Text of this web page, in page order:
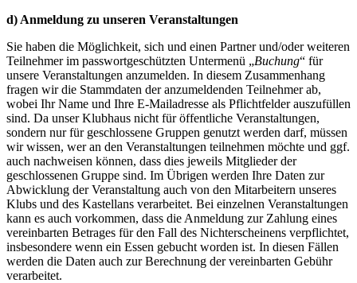
d) Anmeldung zu unseren Veranstaltungen
Sie haben die Möglichkeit, sich und einen Partner und/oder weiteren
Teilnehmer im passwortgeschützten Untermenü „Buchung“ für
unsere Veranstaltungen anzumelden. In diesem Zusammenhang
fragen wir die Stammdaten der anzumeldenden Teilnehmer ab,
wobei Ihr Name und Ihre E-Mailadresse als Pflichtfelder auszufüllen
sind. Da unser Klubhaus nicht für öffentliche Veranstaltungen,
sondern nur für geschlossene Gruppen genutzt werden darf, müssen
wir wissen, wer an den Veranstaltungen teilnehmen möchte und ggf.
auch nachweisen können, dass dies jeweils Mitglieder der
geschlossenen Gruppe sind. Im Übrigen werden Ihre Daten zur
Abwicklung der Veranstaltung auch von den Mitarbeitern unseres
Klubs und des Kastellans verarbeitet. Bei einzelnen Veranstaltungen
kann es auch vorkommen, dass die Anmeldung zur Zahlung eines
vereinbarten Betrages für den Fall des Nichterscheinens verpflichtet,
insbesondere wenn ein Essen gebucht worden ist. In diesen Fällen
werden die Daten auch zur Berechnung der vereinbarten Gebühr
verarbeitet.